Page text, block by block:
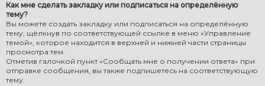
Как мне сделать закладку или подписаться на определённую
тему?
Вы можете создать закладку или подписаться на определённую
тему, щёлкнув по соответствующей ссылке в меню «Управление
темой», которое находится в верхней и нижней части страницы
просмотра тем.
Отметив галочкой пункт «Сообщать мне о получении ответа» при
отправке сообщения, вы также подпишетесь на соответствующую
тему.